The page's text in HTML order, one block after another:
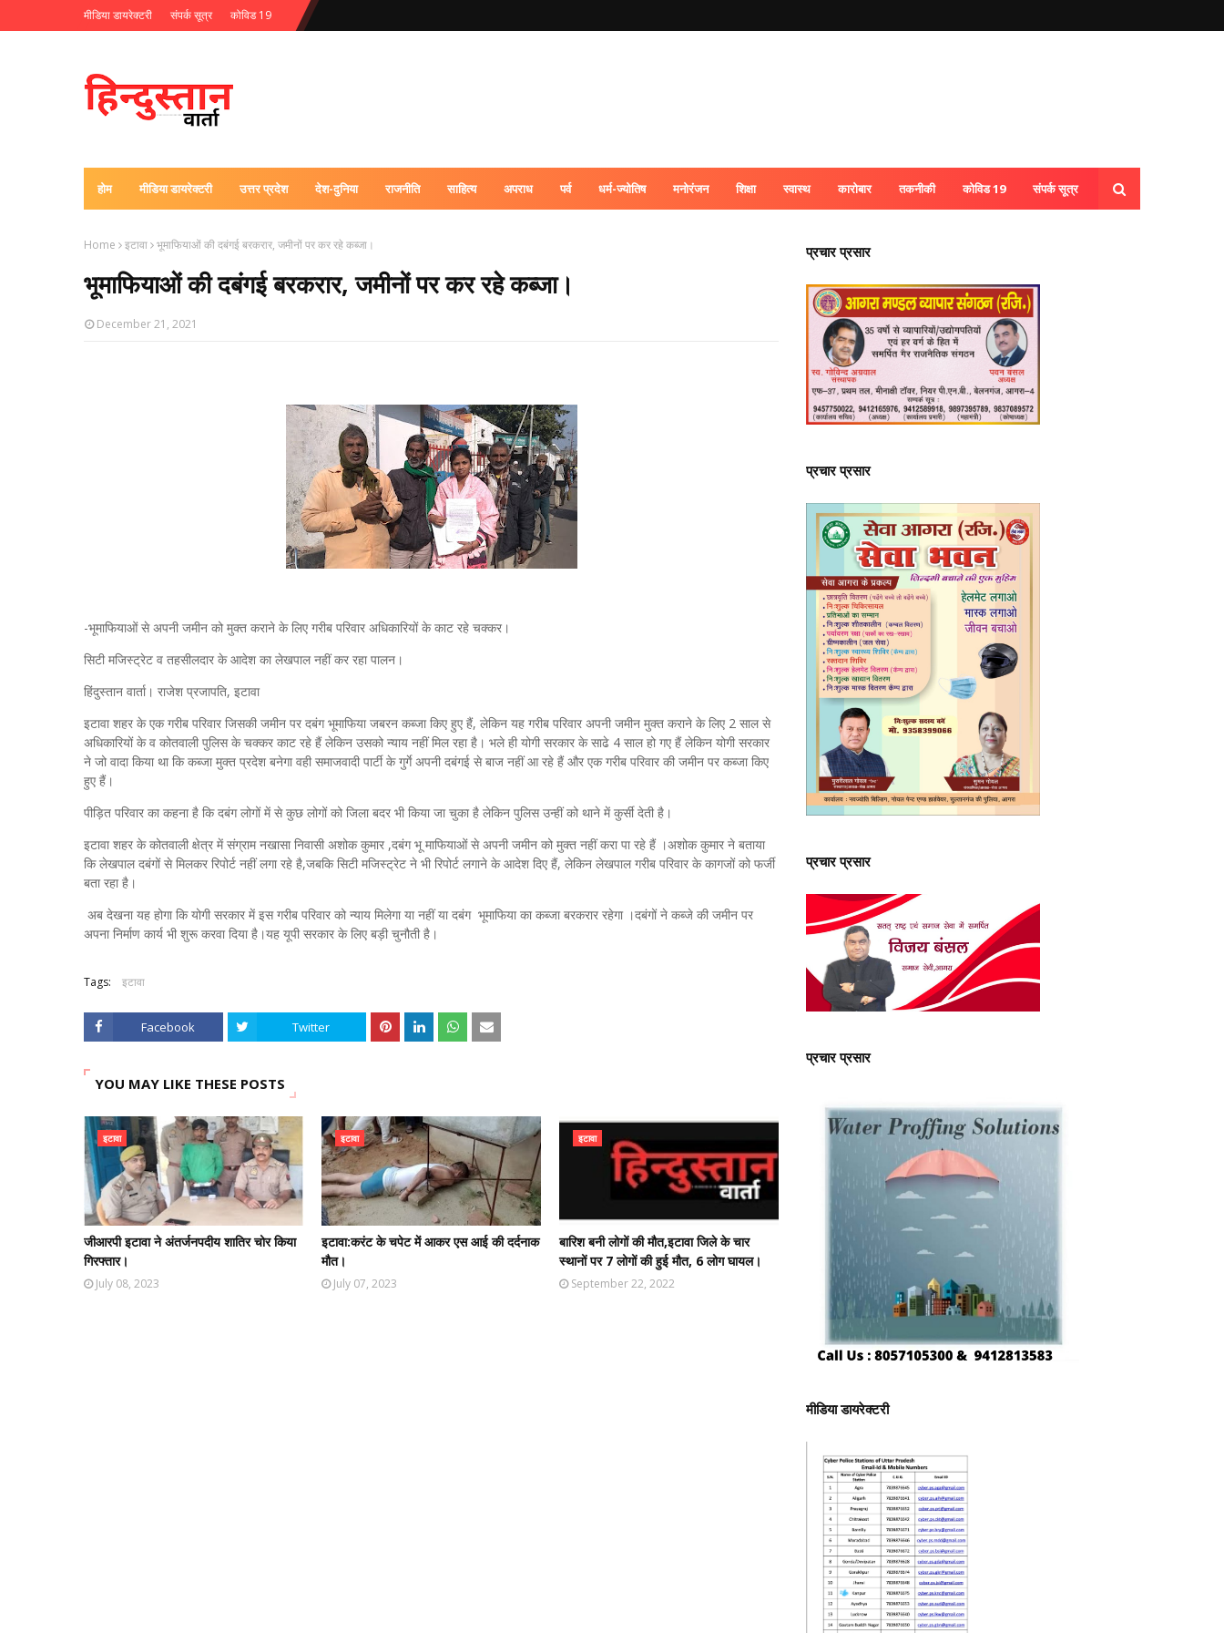
मीडिया डायरेक्टरी संपर्क सूत्र कोविड 19
होम मीडिया डायरेक्टरी उत्तर प्रदेश देश-दुनिया राजनीति साहित्य अपराध पर्व धर्म-ज्योतिष मनोरंजन शिक्षा स्वास्थ कारोबार तकनीकी कोविड 19 संपर्क सूत्र
Home इटावा भूमाफियाओं की दबंगई बरकरार, जमीनों पर कर रहे कब्जा।
भूमाफियाओं की दबंगई बरकरार, जमीनों पर कर रहे कब्जा।
December 21, 2021
-भूमाफियाओं से अपनी जमीन को मुक्त कराने के लिए गरीब परिवार अधिकारियों के काट रहे चक्कर।
सिटी मजिस्ट्रेट व तहसीलदार के आदेश का लेखपाल नहीं कर रहा पालन।
हिंदुस्तान वार्ता। राजेश प्रजापति, इटावा
इटावा शहर के एक गरीब परिवार जिसकी जमीन पर दबंग भूमाफिया जबरन कब्जा किए हुए हैं, लेकिन यह गरीब परिवार अपनी जमीन मुक्त कराने के लिए 2 साल से
अधिकारियों के व कोतवाली पुलिस के चक्कर काट रहे हैं लेकिन उसको न्याय नहीं मिल रहा है। भले ही योगी सरकार के साढे 4 साल हो गए हैं लेकिन योगी सरकार
ने जो वादा किया था कि कब्जा मुक्त प्रदेश बनेगा वही समाजवादी पार्टी के गुर्गे अपनी दबंगई से बाज नहीं आ रहे हैं और एक गरीब परिवार की जमीन पर कब्जा किए
हुए हैं।
पीड़ित परिवार का कहना है कि दबंग लोगों में से कुछ लोगों को जिला बदर भी किया जा चुका है लेकिन पुलिस उन्हीं को थाने में कुर्सी देती है।
इटावा शहर के कोतवाली क्षेत्र में संग्राम नखासा निवासी अशोक कुमार ,दबंग भू माफियाओं से अपनी जमीन को मुक्त नहीं करा पा रहे हैं ।अशोक कुमार ने बताया
कि लेखपाल दबंगों से मिलकर रिपोर्ट नहीं लगा रहे है,जबकि सिटी मजिस्ट्रेट ने भी रिपोर्ट लगाने के आदेश दिए हैं, लेकिन लेखपाल गरीब परिवार के कागजों को फर्जी
बता रहा है।
अब देखना यह होगा कि योगी सरकार में इस गरीब परिवार को न्याय मिलेगा या नहीं या दबंग भूमाफिया का कब्जा बरकरार रहेगा ।दबंगों ने कब्जे की जमीन पर
अपना निर्माण कार्य भी शुरू करवा दिया है।यह यूपी सरकार के लिए बड़ी चुनौती है।
Tags: इटावा
Facebook Twitter
YOU MAY LIKE THESE POSTS
इटावा
जीआरपी इटावा ने अंतर्जनपदीय शातिर चोर किया
गिरफ्तार।
July 08, 2023
इटावा
इटावा:करंट के चपेट में आकर एस आई की दर्दनाक
मौत।
July 07, 2023
इटावा
बारिश बनी लोगों की मौत,इटावा जिले के चार
स्थानों पर 7 लोगों की हुई मौत, 6 लोग घायल।
September 22, 2022
प्रचार प्रसार
प्रचार प्रसार
प्रचार प्रसार
प्रचार प्रसार
मीडिया डायरेक्टरी